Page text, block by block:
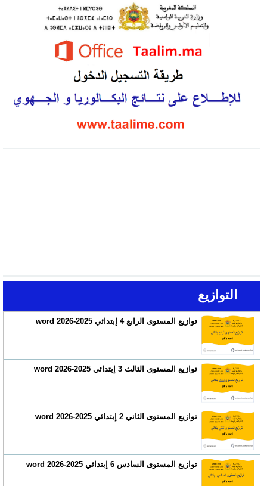
التوازيع
توازيع المستوى الرابع 4 إبتدائي 2025-2026 word
توازيع المستوى الثالث 3 إبتدائي 2025-2026 word
توازيع المستوى الثاني 2 إبتدائي 2025-2026 word
توازيع المستوى السادس 6 إبتدائي 2025-2026 word